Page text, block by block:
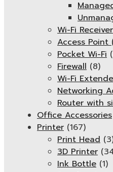
Wi-Fi Receiver
Access Point
Pocket Wi-Fi
Firewall (8)
Wi-Fi
Networking
Router with
Office Accessories
Printer (167)
Print Head
3D Printer
Ink Bottle (1)